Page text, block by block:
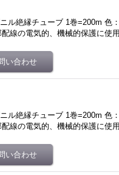
ル絶縁チューブ 1巻=200m 色
の電気的、機械的保護に使
ル絶縁チューブ 1巻=200m 色
の電気的、機械的保護に使